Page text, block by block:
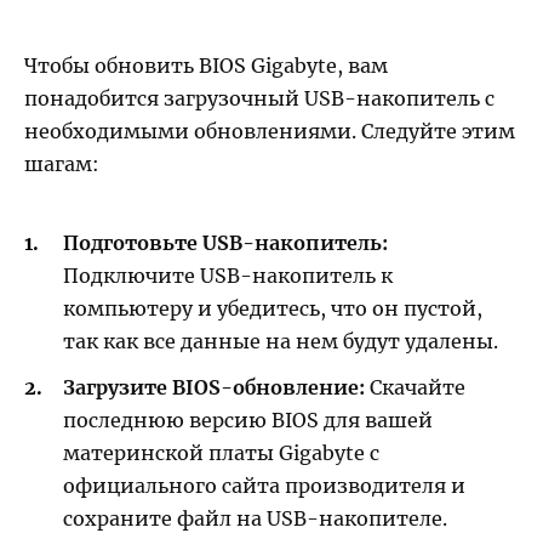
Чтобы обновить BIOS Gigabyte, вам
понадобится загрузочный USB-накопитель с
необходимыми обновлениями. Следуйте этим
шагам:
Подготовьте USB-накопитель:
Подключите USB-накопитель к
компьютеру и убедитесь, что он пустой,
так как все данные на нем будут удалены.
Загрузите BIOS-обновление: Скачайте
последнюю версию BIOS для вашей
материнской платы Gigabyte с
официального сайта производителя и
сохраните файл на USB-накопителе.